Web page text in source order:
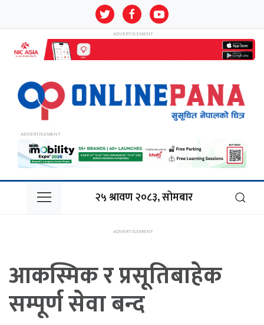
२५ श्रावण २०८३, सोमबार
आकस्मिक र प्रसूतिबाहेक
सम्पूर्ण सेवा बन्द